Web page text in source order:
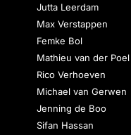
Jutta Leerdam
Max Verstappen
Femke Bol
Mathieu van der Poel
Rico Verhoeven
Michael van Gerwen
Jenning de Boo
Sifan Hassan